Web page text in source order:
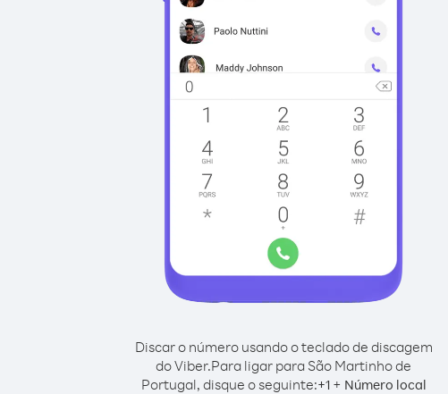
Discar o número usando o teclado de discagem
do Viber.Para ligar para São Martinho de
Portugal, disque o seguinte:+1+ Número local